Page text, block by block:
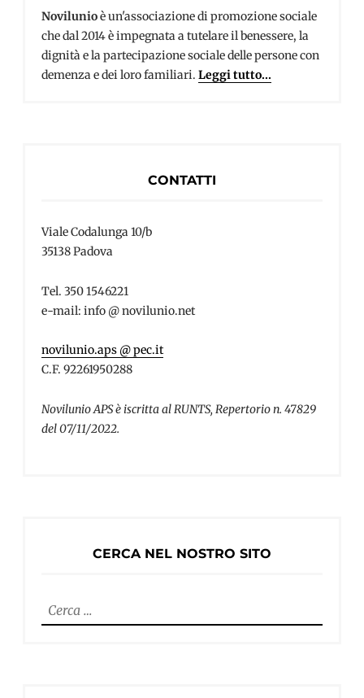
Novilunioè un'associazione di promozione sociale
che dal 2014 è impegnata a tutelare il benessere, la
dignità e la partecipazione sociale delle persone con
demenza e dei loro familiari. Leggi tutto...
CONTATTI
Viale Codalunga 10/b
35138 Padova
Tel. 350 1546221
e-mail: info @ novilunio.net
novilunio.aps @ pec.it
C.F. 92261950288
Novilunio APS è iscritta al RUNTS, Repertorio n. 47829
del 07/11/2022.
CERCA NEL NOSTRO SITO
Ricerca
per: